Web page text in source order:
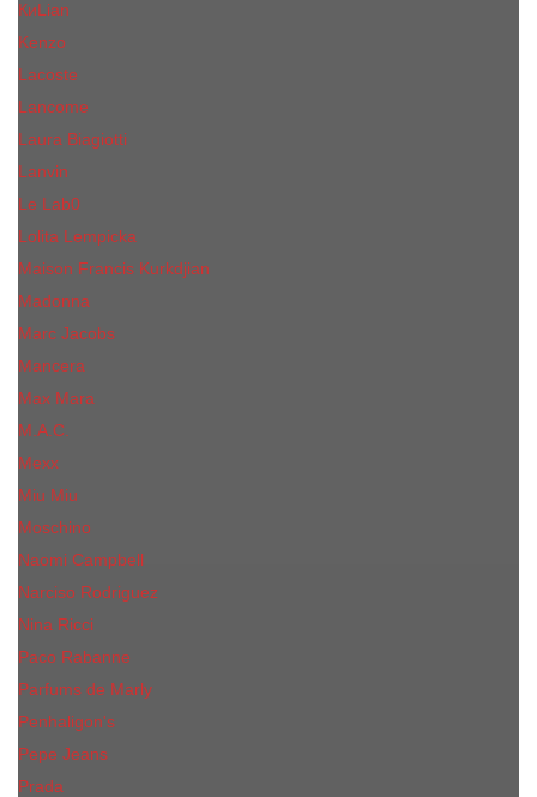
КиLian
Kenzo
Lacoste
Lancome
Laura Biagiotti
Lanvin
Lе Lab0
Lolita Lempicka
Maison Francis Kurkdjian
Madonna
Marc Jacobs
Mancera
Max Mara
M.А.C.
Mexx
Miu Miu
Mоsсhino
Naomi Campbell
Narciso Rodriguez
Nina Ricci
Paco Rabanne
Parfums de Marly
Penhaligon's
Pepe Jeans
Prada